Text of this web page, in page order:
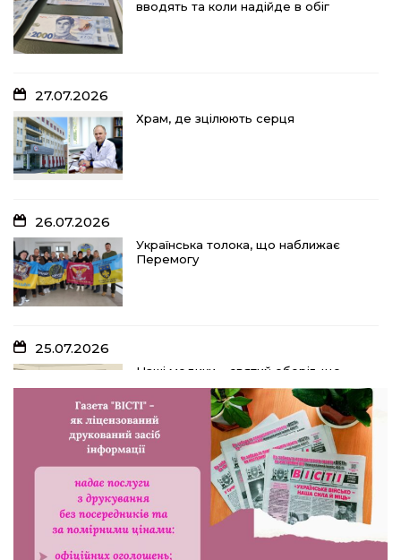
вводять та коли надійде в обіг
27.07.2026
Храм, де зцілюють серця
26.07.2026
Українська толока, що наближає
Перемогу
25.07.2026
Наші медики – святий оберіг, що
дарує надію, турботу і здоров’я
24.07.2026
Попри примхи погоди – з вірою в
урожай: як жнивують на полях ПП
«імені Калашника»